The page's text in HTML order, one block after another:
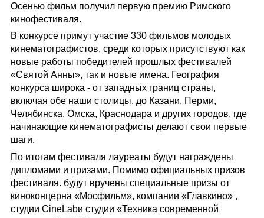
Осенью фильм получил первую премию Римского
кинофестиваля.
В конкурсе примут участие 330 фильмов молодых
кинематографистов, среди которых присутствуют как
новые работы победителей прошлых фестивалей
«Святой Анны», так и новые имена. География
конкурса широка - от западных границ страны,
включая обе наши столицы, до Казани, Перми,
Челябинска, Омска, Краснодара и других городов, где
начинающие кинематографисты делают свои первые
шаги.
По итогам фестиваля лауреаты будут награждены
дипломами и призами. Помимо официальных призов
фестиваля. будут вручены специальные призы от
киноконцерна «Мосфильм», компании «Главкино» ,
студии CineLabи студии «Техника современной